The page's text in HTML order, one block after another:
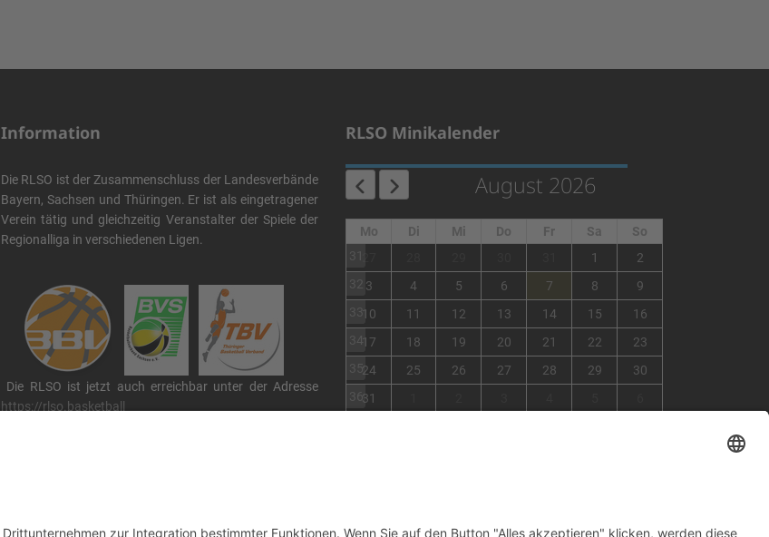
×
Fehler
Information
Die RLSO ist der Zusammenschluss der Landesverbände
Bayern, Sachsen und Thüringen. Er ist als eingetragener
Verein tätig und gleichzeitig Veranstalter der Spiele der
Regionalliga in verschiedenen Ligen.
Die RLSO ist jetzt auch erreichbar unter der Adresse
https://rlso.basketball
RLSO Minikalender
August 2026
Mo Di Mi Do Fr Sa
So
31
1
2
32 3 4 5 6 7 8
9
3310 11 12 13 14 15
16
3417 18 19 20 21 22
23
3524 25 26 27 28 29
30
3631